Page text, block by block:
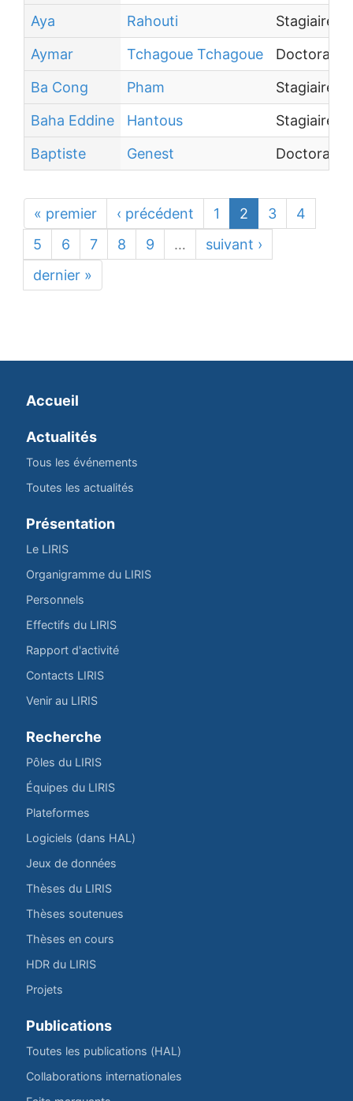
Aya
Rahouti
Stagiaire
Aymar
Tchagoue Tchagoue
Doctorant
Ba Cong
Pham
Stagiaire
Baha Eddine
Hantous
Stagiaire
Baptiste
Genest Doctorant
« premier ‹ précédent 1 2 3
4
5
6 7 8 9 …
suivant ›
dernier »
Accueil
Actualités
Tous les événements
Toutes les actualités
Présentation
Le LIRIS
Organigramme du LIRIS
Personnels
Effectifs du LIRIS
Rapport d'activité
Contacts LIRIS
Venir au LIRIS
Recherche
Pôles du LIRIS
Équipes du LIRIS
Plateformes
Logiciels (dans HAL)
Jeux de données
Thèses du LIRIS
Thèses soutenues
Thèses en cours
HDR du LIRIS
Projets
Publications
Toutes les publications (HAL)
Collaborations internationales